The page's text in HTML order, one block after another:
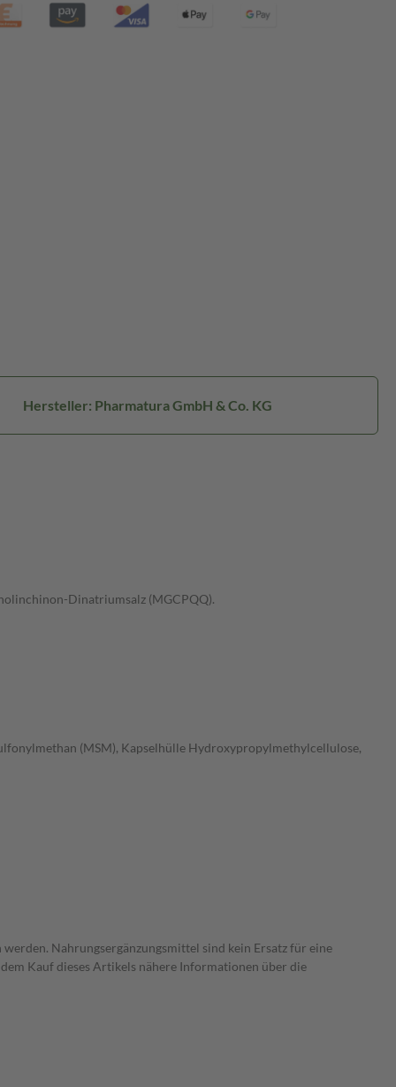
Hersteller: Pharmatura GmbH & Co. KG
Dinatriumsalz (MGCPQQ).
(MSM), Kapselhülle Hydroxypropylmethylcellulose,
Nahrungsergänzungsmittel sind kein Ersatz für eine
Kauf dieses Artikels nähere Informationen über die